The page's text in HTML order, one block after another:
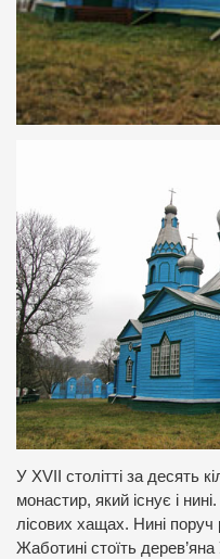
У XVII столітті за десять
монастир, який існує і
лісових хащах. Нині
Жаботині стоїть